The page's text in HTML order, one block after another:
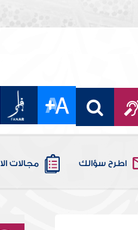
اطرح سؤالك مجالات